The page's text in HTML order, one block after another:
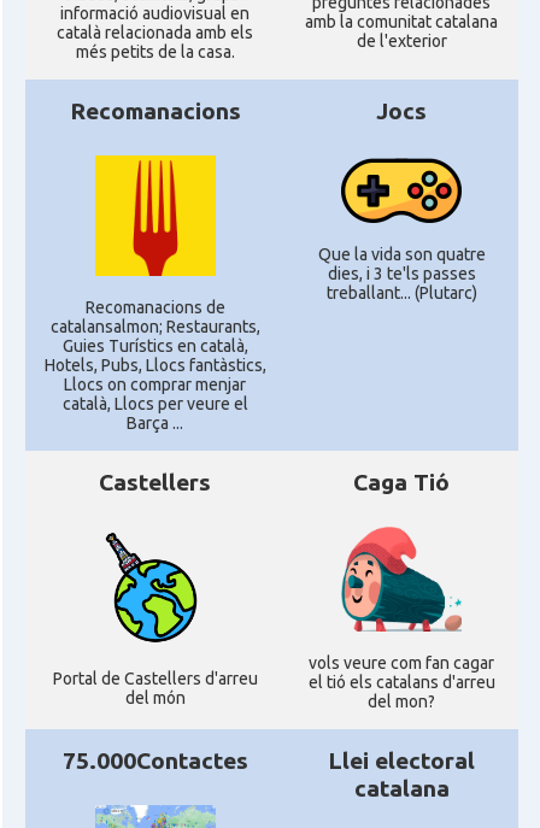
informació audiovisual en
català relacionada amb els
més petits de la casa.
amb la comunitat catalana
de l'exterior
Recomanacions
Recomanacions de
catalansalmon; Restaurants,
Guies Turístics en català,
Hotels, Pubs, Llocs fantàstics,
Llocs on comprar menjar
català, Llocs per veure el
Barça ...
Jocs
Que la vida son quatre
dies, i 3 te'ls passes
treballant... (Plutarc)
Castellers
Portal de Castellers d'arreu
del món
Caga Tió
vols veure com fan cagar
el tió els catalans d'arreu
del mon?
75.000Contactes
Llei electoral
catalana